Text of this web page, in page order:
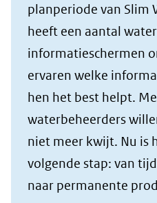
planperiode van Slim
heeft een aantal
informatieschermen
ervaren welke
hen het best helpt.
waterbeheerders
niet meer kwijt. Nu is
volgende stap: van
naar permanente